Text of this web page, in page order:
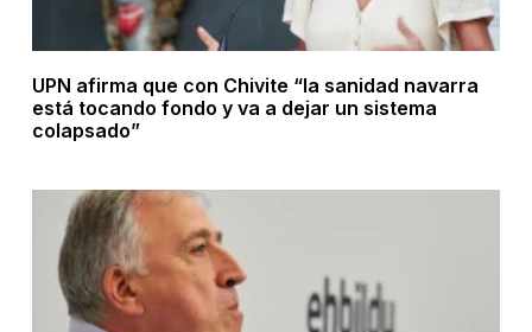
UPN afirma que con Chivite “la sanidad navarra
está tocando fondo y va a dejar un sistema
colapsado”